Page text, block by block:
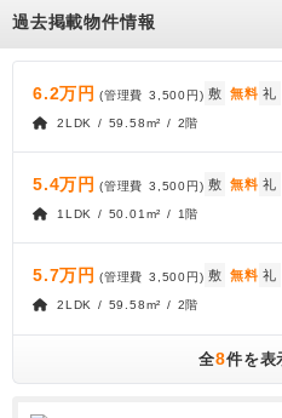
過去掲載物件情報
6.2万円 (管理費 3,500円) 敷 無料 礼
2LDK / 59.58m² / 2階
5.4万円 (管理費 3,500円) 敷 無料 礼
1LDK / 50.01m² / 1階
5.7万円 (管理費 3,500円) 敷 無料 礼
2LDK / 59.58m² / 2階
全8件を表